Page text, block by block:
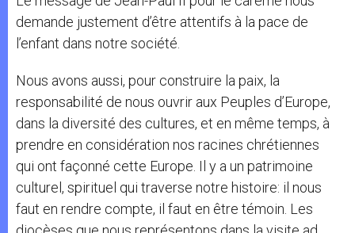
demande justement d’être attentifs à la pace de
l’enfant dans notre société.
Nous avons aussi, pour construire la paix, la
responsabilité de nous ouvrir aux Peuples d’Europe,
dans la diversité des cultures, et en même temps, à
prendre en considération nos racines chrétiennes
qui ont façonné cette Europe. Il y a un patrimoine
culturel, spirituel qui traverse notre histoire: il nous
faut en rendre compte, il faut en être témoin. Les